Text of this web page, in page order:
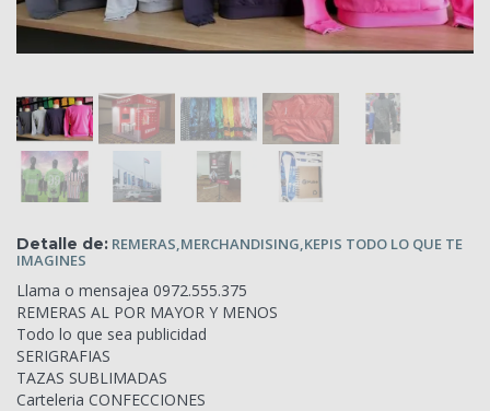
Detalle de: REMERAS,MERCHANDISING,KEPIS TODO LO QUE TE
IMAGINES
Llama o mensajea 0972.555.375
REMERAS AL POR MAYOR Y MENOS
Todo lo que sea publicidad
SERIGRAFIAS
TAZAS SUBLIMADAS
Carteleria CONFECCIONES